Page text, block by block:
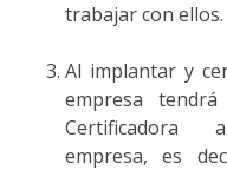
trabajar con ellos.
Al implantar y
empresa
Certificadora
empresa, es